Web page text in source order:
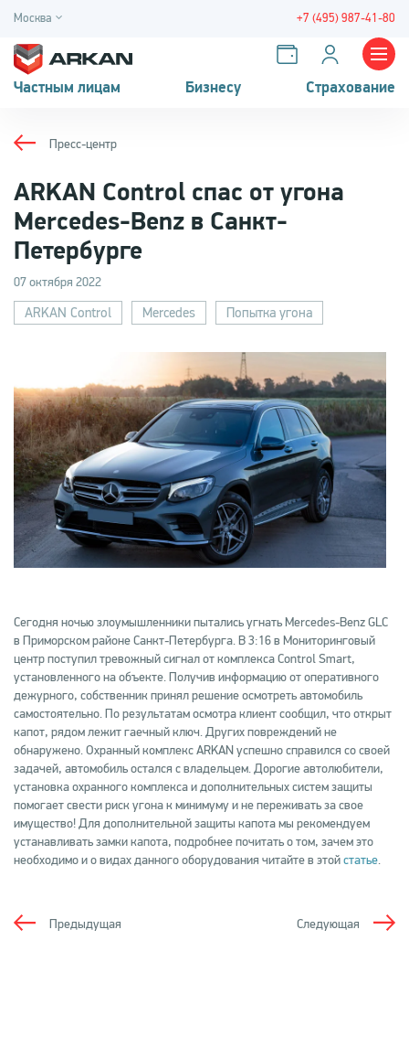
Москва +7 (495) 987-41-80
Частным лицам Бизнесу Страхование
Пресс-центр
ARKAN Control спас от угона
Mercedes-Benz в Санкт-
Петербурге
07 октября 2022
ARKAN Control Mercedes Попытка угона
Сегодня ночью злоумышленники пытались угнать Mercedes-Benz GLC
в Приморском районе Санкт-Петербурга. В 3:16 в Мониторинговый
центр поступил тревожный сигнал от комплекса Control Smart,
установленного на объекте. Получив информацию от оперативного
дежурного, собственник принял решение осмотреть автомобиль
самостоятельно. По результатам осмотра клиент сообщил, что открыт
капот, рядом лежит гаечный ключ. Других повреждений не
обнаружено. Охранный комплекс ARKAN успешно справился со своей
задачей, автомобиль остался с владельцем. Дорогие автолюбители,
установка охранного комплекса и дополнительных систем защиты
помогает свести риск угона к минимуму и не переживать за свое
имущество! Для дополнительной защиты капота мы рекомендуем
устанавливать замки капота, подробнее почитать о том, зачем это
необходимо и о видах данного оборудования читайте в этойстатье.
Следующая
Предыдущая